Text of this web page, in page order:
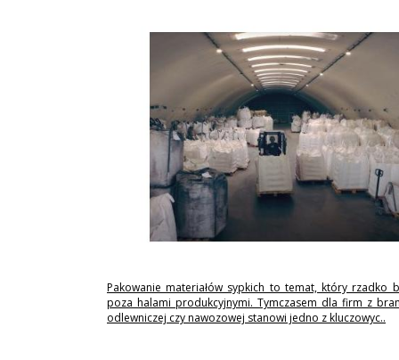
Pakowanie materiałów sypkich to temat, który rzadko
poza halami produkcyjnymi. Tymczasem dla firm z
odlewniczej czy nawozowej stanowi jedno z kluczowyc..